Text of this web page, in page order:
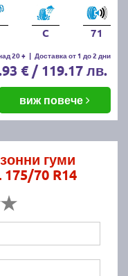
C 71
20 + | Доставка от 1 до 2 дни
€ / 119.17 лв.
виж повече
гуми
175/70 R14